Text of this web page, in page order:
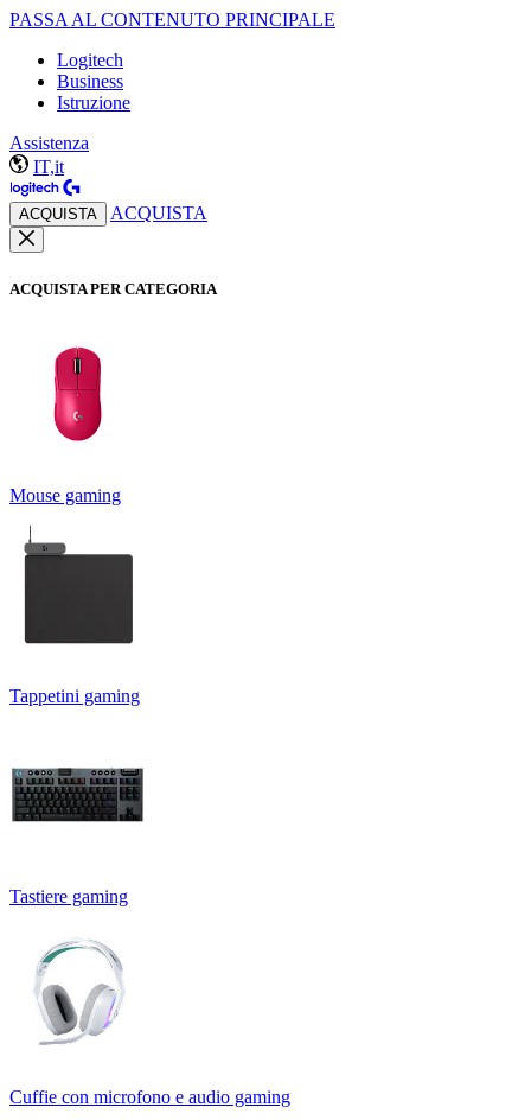
PASSA AL CONTENUTO PRINCIPALE
Logitech
Business
Istruzione
Assistenza
IT,it
ACQUISTA ACQUISTA
ACQUISTA PER CATEGORIA
Mouse gaming
Tappetini gaming
Tastiere gaming
Cuffie con microfono e audio gaming